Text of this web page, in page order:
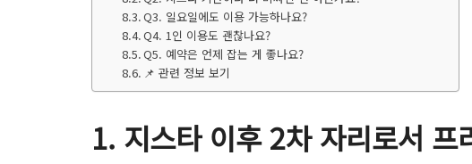
Q3. 일요일에도 이용 가능하나요?
Q4. 1인 이용도 괜찮나요?
Q5. 예약은 언제 잡는 게 좋나요?
📌 관련 정보 보기
1. 지스타 이후 2차 자리로서